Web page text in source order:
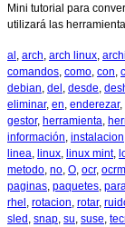
Mini tutorial para
utilizará las
al , arch, arch linux,
comandos, como, con,
debian, del , desde,
eliminar, en, enderezar,
gestor, herramienta,
información, instalacion
linea, linux, linux mint,
metodo, no, O, ocr,
paginas, paquetes,
rhel , rotacion, rotar,
sled , snap, su, suse,